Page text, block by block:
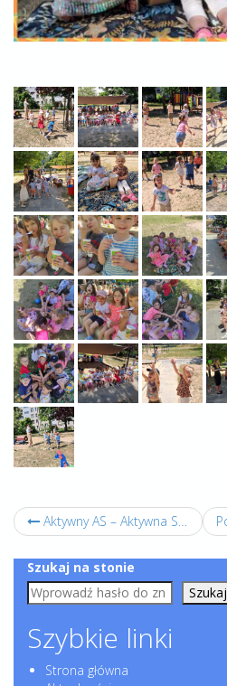
Aktywny AS – Aktywna Szkoła.
Szukaj na stonie
Szukaj
Szybkie linki
Strona główna